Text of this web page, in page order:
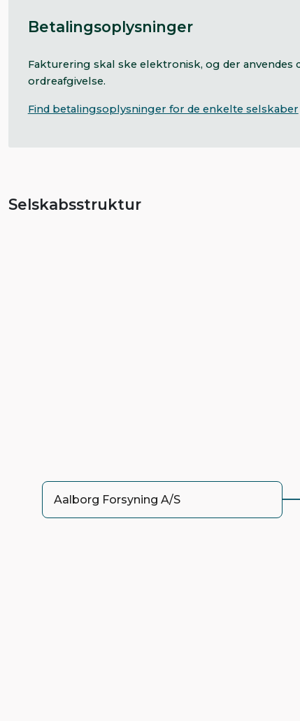
Betalingsoplysninger
Fakturering skal ske elektronisk, og der
ordreafgivelse.
Find betalingsoplysninger for de enkelte selskaber
Selskabsstruktur
Aalborg Forsyning A/S